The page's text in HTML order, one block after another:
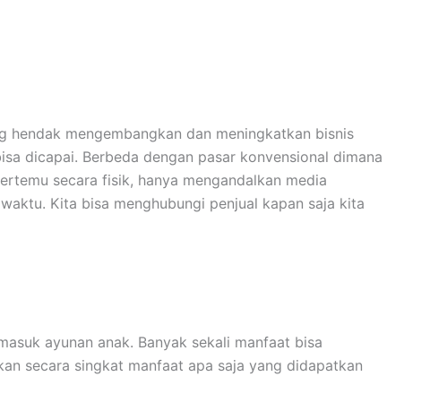
mengembangkan dan meningkatkan bisnis
dicapai. Berbeda dengan pasar konvensional dimana
secara fisik, hanya mengandalkan media
Kita bisa menghubungi penjual kapan saja kita
ayunan anak. Banyak sekali manfaat bisa
secara singkat manfaat apa saja yang didapatkan